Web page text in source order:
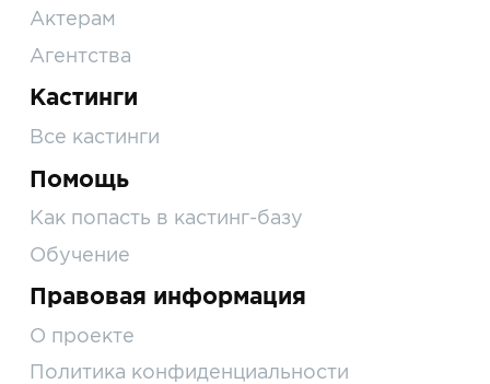
Актерам
Агентства
Кастинги
Все кастинги
Помощь
Как попасть в кастинг-базу
Обучение
Правовая информация
О проекте
Политика конфиденциальности